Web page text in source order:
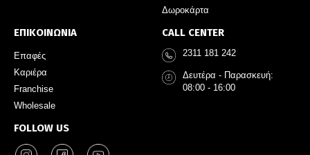
Δωροκάρτα
ΕΠΙΚΟΙΝΩΝΙΑ
Επαφές
Καριέρα
Franchise
Wholesale
FOLLOW US
CALL CENTER
2311 181 242
Δευτέρα - Παρασκευή:
08:00 - 16:00